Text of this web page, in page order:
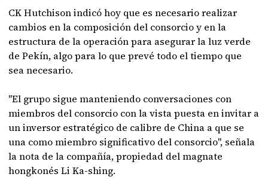
CK Hutchison indicó hoy que es necesario realizar
cambios en la composición del consorcio y en la
estructura de la operación para asegurar la luz verde
de Pekín, algo para lo que prevé todo el tiempo que
sea necesario.
"El grupo sigue manteniendo conversaciones con
miembros del consorcio con la vista puesta en invitar a
un inversor estratégico de calibre de China a que se
una como miembro significativo del consorcio", señala
la nota de la compañía, propiedad del magnate
hongkonés Li Ka-shing.